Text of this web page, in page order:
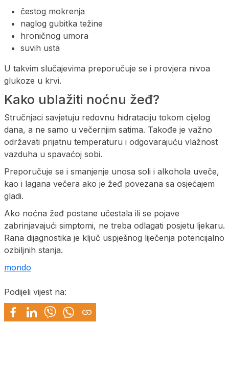
čestog mokrenja
naglog gubitka težine
hroničnog umora
suvih usta
U takvim slučajevima preporučuje se i provjera nivoa
glukoze u krvi.
Kako ublažiti noćnu žeđ?
Stručnjaci savjetuju redovnu hidrataciju tokom cijelog
dana, a ne samo u večernjim satima. Takođe je važno
održavati prijatnu temperaturu i odgovarajuću vlažnost
vazduha u spavaćoj sobi.
Preporučuje se i smanjenje unosa soli i alkohola uveče,
kao i lagana večera ako je žeđ povezana sa osjećajem
gladi.
Ako noćna žeđ postane učestala ili se pojave
zabrinjavajući simptomi, ne treba odlagati posjetu ljekaru.
Rana dijagnostika je ključ uspješnog liječenja potencijalno
ozbiljnih stanja.
mondo
Podijeli vijest na: